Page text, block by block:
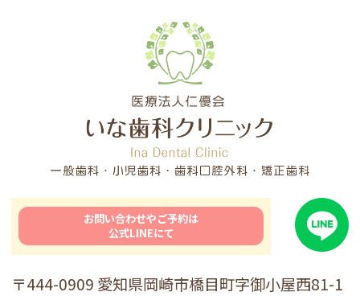
お問い合わせやご予約は
公式LINEにて
〒444-0909 愛知県岡崎市橋目町字御小屋西81-1